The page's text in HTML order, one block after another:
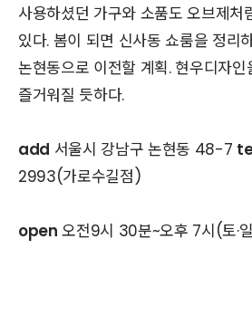
사용하셨던 가구와 소품도 오브제처
있다. 봄이 되면 신사동 쇼룸을 정리
논현동으로 이전할 계획. 현우디자
즐거워질 듯하다.
add 서울시 강남구 논현동 48-7
2993(가로수길점)
open 오전9시 30분~오후 7시(토·